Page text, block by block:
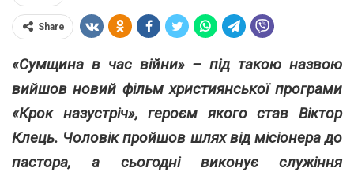
Share
«Сумщина в час війни» – під такою назвою
вийшов новий фільм християнської програми
«Крок назустріч», героєм якого став Віктор
Клець. Чоловік пройшов шлях від місіонера до
пастора, а сьогодні виконує служіння